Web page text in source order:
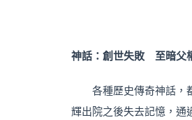
神話：創世失敗 至暗父
各種歷史傳奇神話，
輝出院之後失去記憶，通